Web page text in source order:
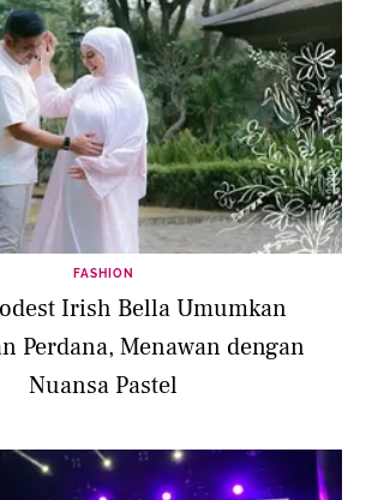
FASHION
Irish Bella Umumkan
Perdana, Menawan dengan
Nuansa Pastel